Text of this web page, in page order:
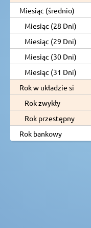
Miesiąc (średnio)
Miesiąc (28 Dni)
Miesiąc (29 Dni)
Miesiąc (30 Dni)
Miesiąc (31 Dni)
Rok w układzie si
Rok zwykły
Rok przestępny
Rok bankowy